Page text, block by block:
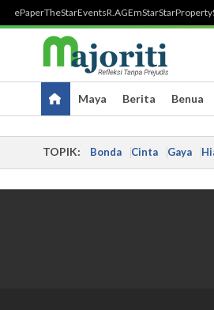
ePaperTheStarEventsR.AGEmStarStarProperty
Maya Berita Benua
TOPIK: Bonda Cinta Gaya